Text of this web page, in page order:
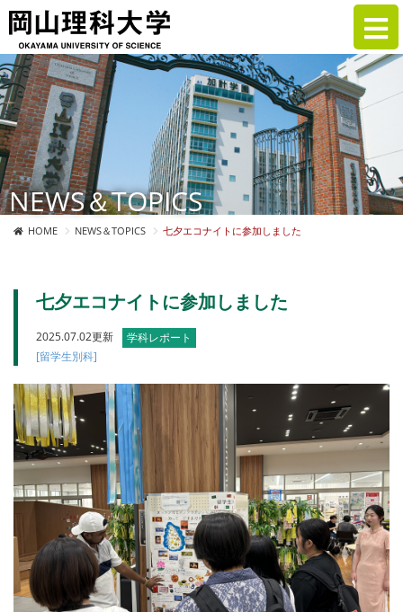
NEWS＆TOPICS
HOME NEWS＆TOPICS 七夕エコナイトに参加しました
七夕エコナイトに参加しました
2025.07.02更新
学科レポート
[留学生別科]